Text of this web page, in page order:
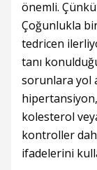
önemli.
Çoğunlukla
tedricen
tanı
sorunlara yol
kolesterol
kontroller
ifadelerini